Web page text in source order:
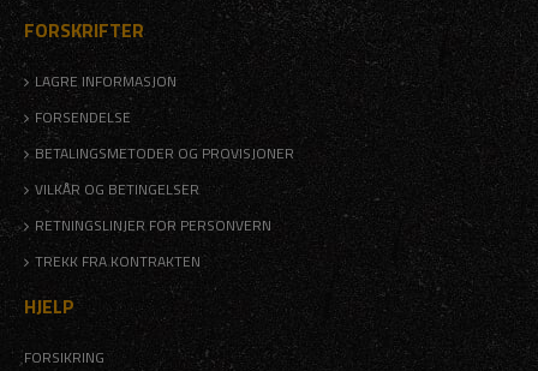
FORSKRIFTER
LAGRE INFORMASJON
FORSENDELSE
BETALINGSMETODER OG PROVISJONER
VILKÅR OG BETINGELSER
RETNINGSLINJER FOR PERSONVERN
TREKK FRA KONTRAKTEN
HJELP
FORSIKRING